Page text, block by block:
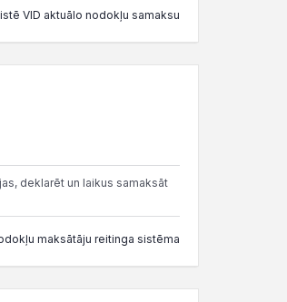
VID aktuālo nodokļu samaksu
deklarēt un laikus samaksāt
maksātāju reitinga sistēma